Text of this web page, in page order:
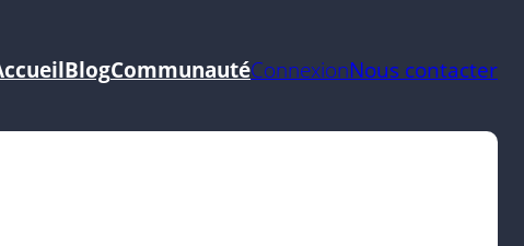
BlogCommunautéConnexionNous contacter